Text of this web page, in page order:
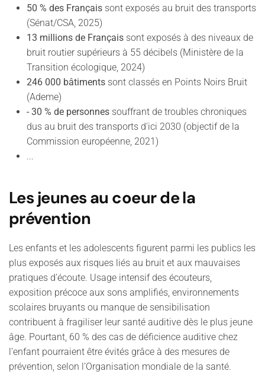
50 % des Français sont exposés au bruit des transports
(Sénat/CSA, 2025)
13 millions de Français sont exposés à des niveaux de
bruit routier supérieurs à 55 décibels (Ministère de la
Transition écologique, 2024)
246 000 bâtiments sont classés en Points Noirs Bruit
(Ademe)
- 30 % de personnes souffrant de troubles chroniques
dus au bruit des transports d'ici 2030 (objectif de la
Commission européenne, 2021)
...
Les jeunes au coeur de la
prévention
Les enfants et les adolescents figurent parmi les publics les
plus exposés aux risques liés au bruit et aux mauvaises
pratiques d’écoute. Usage intensif des écouteurs,
exposition précoce aux sons amplifiés, environnements
scolaires bruyants ou manque de sensibilisation
contribuent à fragiliser leur santé auditive dès le plus jeune
âge. Pourtant, 60 % des cas de déficience auditive chez
l’enfant pourraient être évités grâce à des mesures de
prévention, selon l’Organisation mondiale de la santé.